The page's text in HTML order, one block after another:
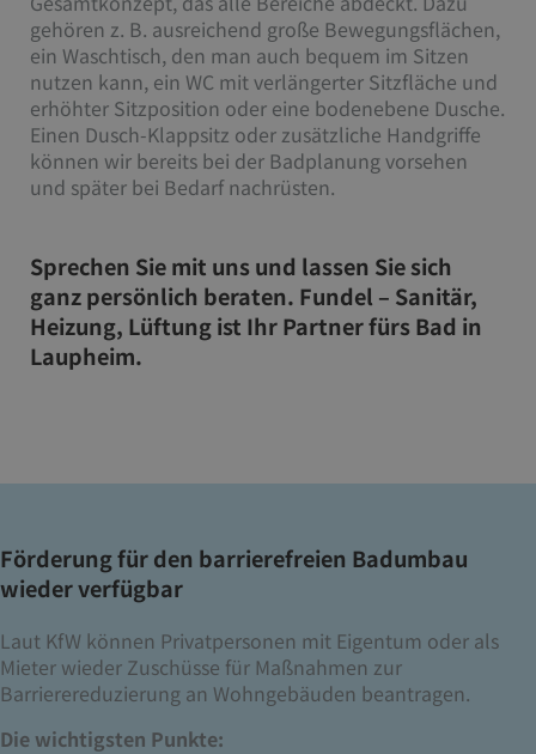
gehören z. B. ausreichend große Bewegungsflächen,
ein Waschtisch, den man auch bequem im Sitzen
nutzen kann, ein WC mit verlängerter Sitzfläche und
erhöhter Sitzposition oder eine bodenebene Dusche.
Einen Dusch-Klappsitz oder zusätzliche Handgriffe
können wir bereits bei der Badplanung vorsehen
und später bei Bedarf nachrüsten.
Sprechen Sie mit uns und lassen Sie sich
ganz persönlich beraten. Fundel – Sanitär,
Heizung, Lüftung ist Ihr Partner fürs Bad in
Laupheim.
Förderung für den barrierefreien Badumbau
wieder verfügbar
Laut KfW können Privatpersonen mit Eigentum oder als
Mieter wieder Zuschüsse für Maßnahmen zur
Barrierereduzierung an Wohngebäuden beantragen.
Die wichtigsten Punkte: